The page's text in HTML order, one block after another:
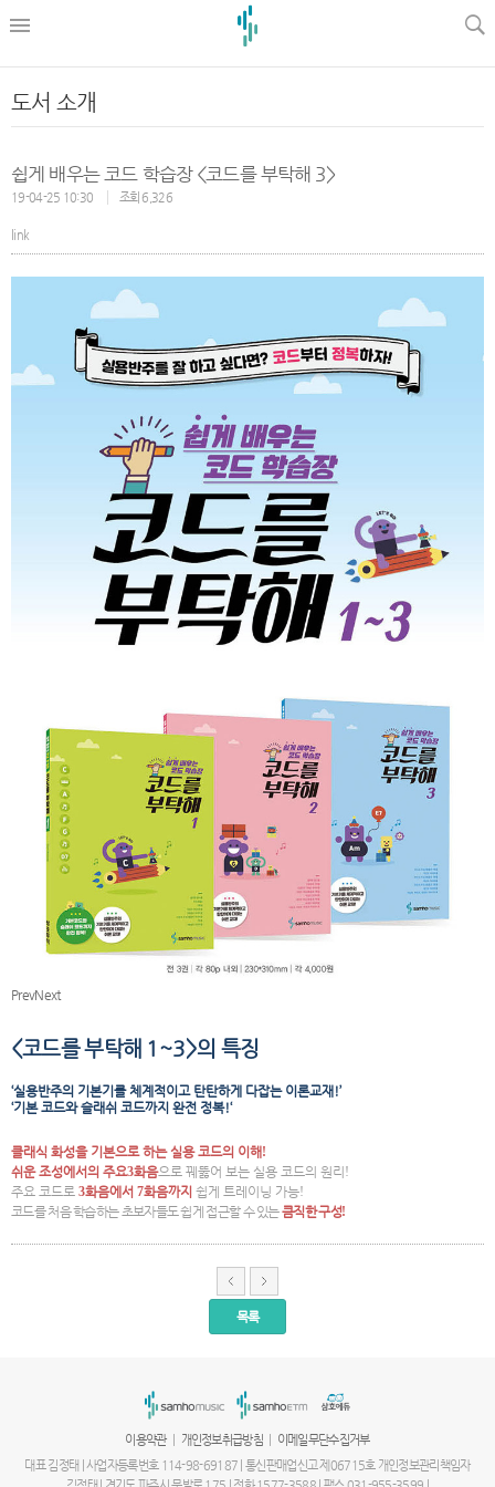
도서 소개
쉽게 배우는 코드 학습장 <코드를 부탁해 3>
19-04-25 10:30 조회 6,326
link
PrevNext
<코드를 부탁해 1~3>의 특징
‘실용반주의 기본기를 체계적이고 탄탄하게 다잡는 이론교재 !’
‘기본 코드와 슬래쉬 코드까지 완전 정복!‘
클래식 화성을 기본으로 하는 실용 코드의 이해!
쉬운 조성에서의 주요3화음으로 꿰뚫어 보는 실용 코드의 원리 !
주요 코드로 3화음에서 7화음까지 쉽게 트레이닝 가능!
코드를 처음 학습하는 초보자들도 쉽게 접근할 수 있는큼직한 구성!
목록
이용약관 개인정보취급방침
이메일무단수집거부
대표 김정태 | 사업자등록번호 114-98-69187 | 통신판매업신고 제06715호 개인정보관리책임자